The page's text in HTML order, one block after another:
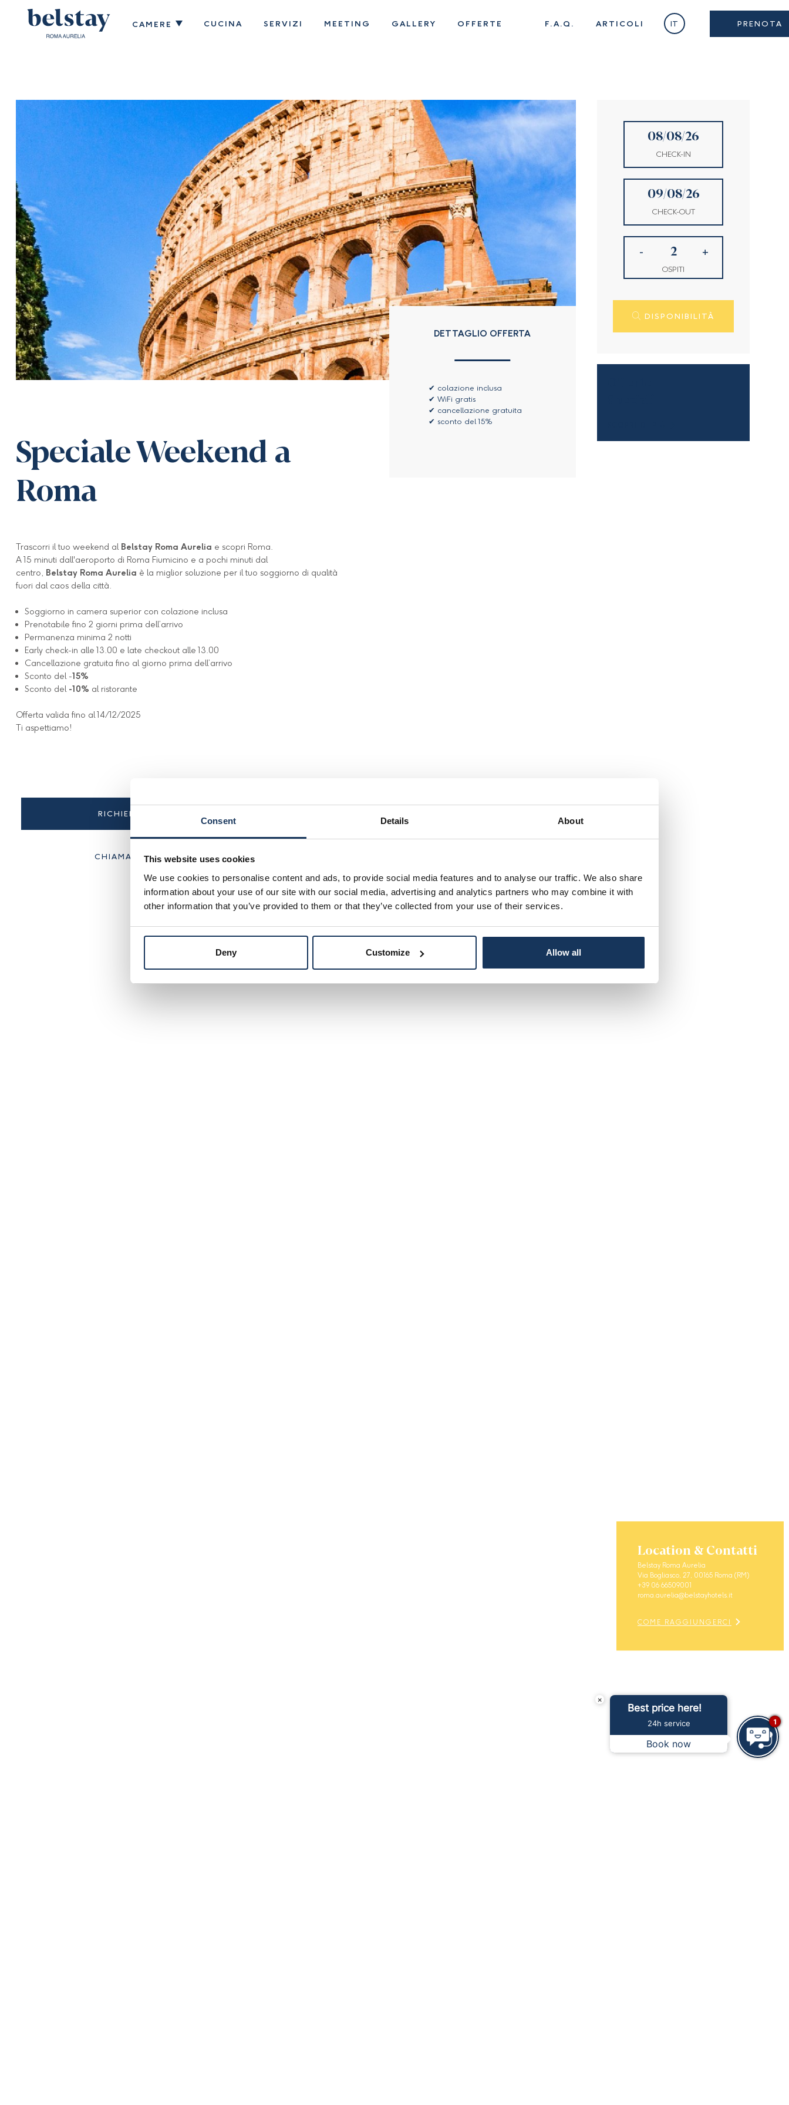
Consent Details About
This website uses cookies
We use cookies to personalise content and ads, to provide social media features and to analyse our traffic. We also share
information about your use of our site with our social media, advertising and analytics partners who may combine it with
other information that you’ve provided to them or that they’ve collected from your use of their services.
Deny Customize Allow all
CAMERE CUCINA SERVIZI MEETING GALLERY OFFERTE F.A.Q. ARTICOLI IT PRENOTA
Speciale Weekend a
Roma
Trascorri il tuo weekend al Belstay Roma Aurelia e scopri Roma.
A 15 minuti dall'aeroporto di Roma Fiumicino e a pochi minuti dal
centro, Belstay Roma Aurelia è la miglior soluzione per il tuo soggiorno di qualità
fuori dal caos della città.
Soggiorno in camera superior con colazione inclusa
Prenotabile fino 2 giorni prima dell’arrivo
Permanenza minima 2 notti
Early check-in alle 13.00 e late checkout alle 13.00
Cancellazione gratuita fino al giorno prima dell’arrivo
Sconto del -15%
Sconto del -10% al ristorante
Offerta valida fino al 14/12/2025
Ti aspettiamo!
DETTAGLIO OFFERTA
colazione inclusa
WiFi gratis
cancellazione gratuita
sconto del 15%
RICHIEDI INFORMAZIONI
CHIAMA +39 06 66509001
CHECK-IN
CHECK-OUT
- +
OSPITI
DISPONIBILITÀ
Location & Contatti
Belstay Roma Aurelia
Via Bogliasco, 27, 00165 Roma (RM)
+39 06 66509001
roma.aurelia@belstayhotels.it
COME RAGGIUNGERCI
×
Best price here!
24h service
Book now
1